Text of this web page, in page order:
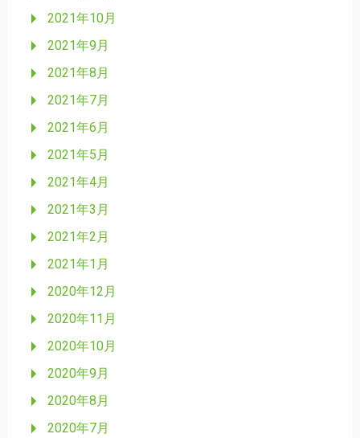
2021年10月
2021年9月
2021年8月
2021年7月
2021年6月
2021年5月
2021年4月
2021年3月
2021年2月
2021年1月
2020年12月
2020年11月
2020年10月
2020年9月
2020年8月
2020年7月